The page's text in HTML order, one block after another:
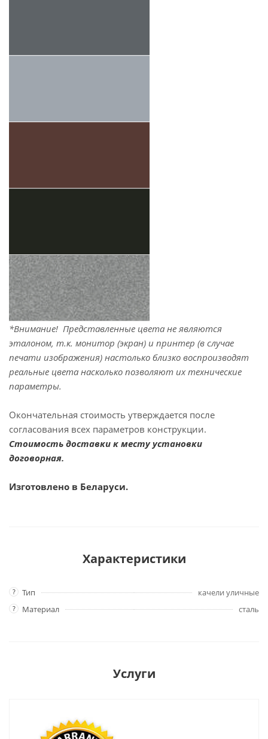
*Внимание! Представленные цвета не являются
эталоном, т.к. монитор (экран) и принтер (в случае
печати изображения) настолько близко воспроизводят
реальные цвета насколько позволяют их технические
параметры.
Окончательная стоимость утверждается после
согласования всех параметров конструкции.
Стоимость доставки к месту установки
договорная.
Изготовлено в Беларуси.
Характеристики
? Тип качели уличные
? Материал сталь
Услуги